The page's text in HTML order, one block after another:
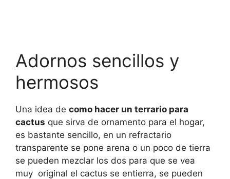
Adornos sencillos y
hermosos
Una idea de como hacer un terrario para
cactus que sirva de ornamento para el hogar,
es bastante sencillo, en un refractario
transparente se pone arena o un poco de tierra
se pueden mezclar los dos para que se vea
muy original el cactus se entierra, se pueden